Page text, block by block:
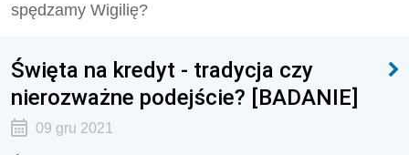
spędzamy Wigilię?
Święta na kredyt - tradycja czy
nierozważne podejście? [BADANIE]
09 gru 2021